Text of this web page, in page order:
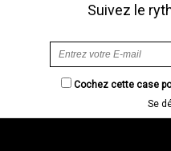
Suivez le
Cochez cette case
Se